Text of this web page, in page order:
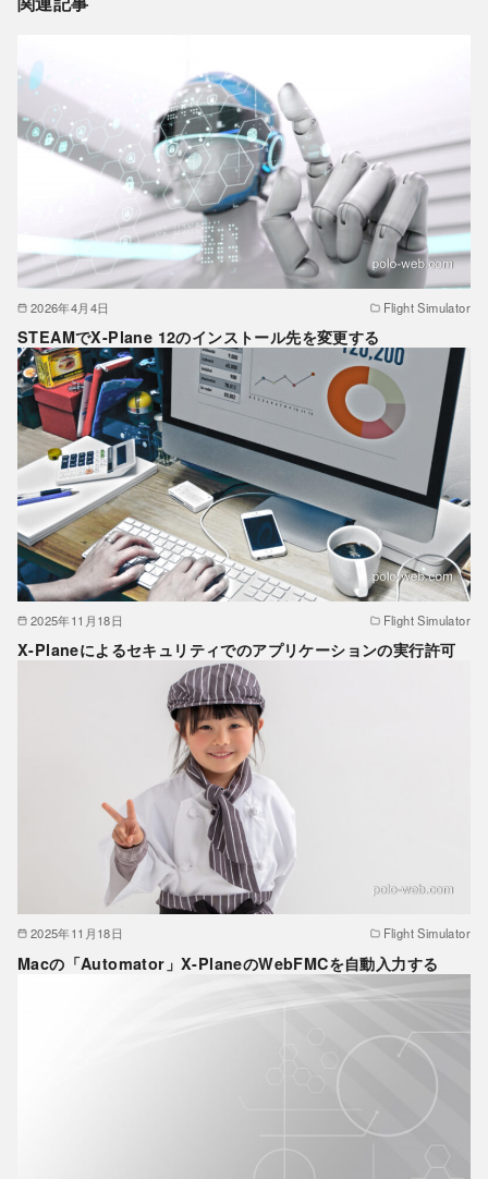
2026年4月4日 Flight Simulator
STEAMでX-Plane 12のインストール先を変更する
2025年11月18日 Flight Simulator
X-Planeによるセキュリティでのアプリケーションの実行許可
2025年11月18日 Flight Simulator
Macの「Automator」X-PlaneのWebFMCを自動入力する